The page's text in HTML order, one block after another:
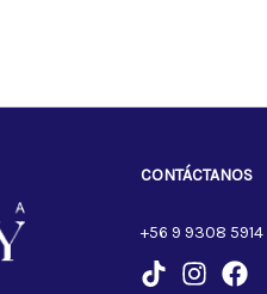
CONTÁCTANOS
+56 9 9308 5914